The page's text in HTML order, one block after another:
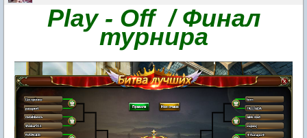
Play - Off / Финал
турнира